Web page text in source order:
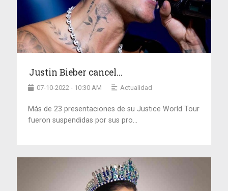
Justin Bieber cancel...
07-10-2022 - 10:30 AM Actualidad
Más de 23 presentaciones de su Justice World Tour
fueron suspendidas por sus pro...